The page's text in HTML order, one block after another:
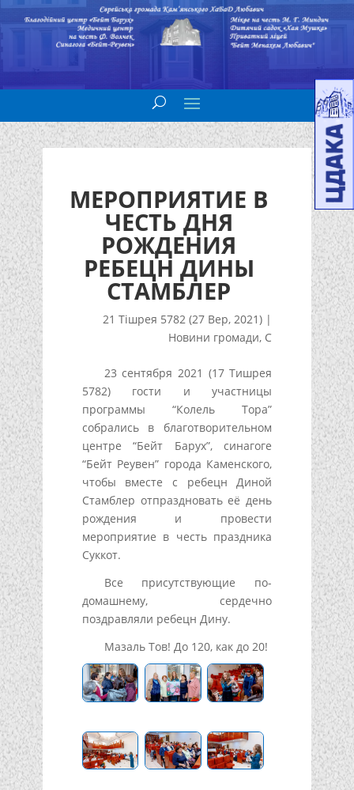
МЕРОПРИЯТИЕ В
ЧЕСТЬ ДНЯ
РОЖДЕНИЯ
РЕБЕЦН ДИНЫ
СТАМБЛЕР
21 Тішрея 5782 (27 Вер, 2021) |
Новини громади, С
23 сентября 2021 (17 Тишрея
5782) гости и участницы
программы “Колель Тора”
собрались в благотворительном
центре “Бейт Барух”, синагоге
“Бейт Реувен” города Каменского,
чтобы вместе с ребецн Диной
Стамблер отпраздновать её день
рождения и провести
мероприятие в честь праздника
Суккот.
Все присутствующие по-
домашнему, сердечно
поздравляли ребецн Дину.
Мазаль Тов! До 120, как до 20!